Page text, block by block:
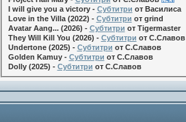
I will give you a victory - Субтитри от Василиса
Love in the Villa (2022) - Субтитри от grind
Avatar Aang... (2026) - Субтитри от Tigermaster
They Will Kill You (2026) - Субтитри от С.Славов
Undertone (2025) - Субтитри от С.Славов
Golden Kamuy - Субтитри от С.Славов
Dolly (2025) - Субтитри от С.Славов